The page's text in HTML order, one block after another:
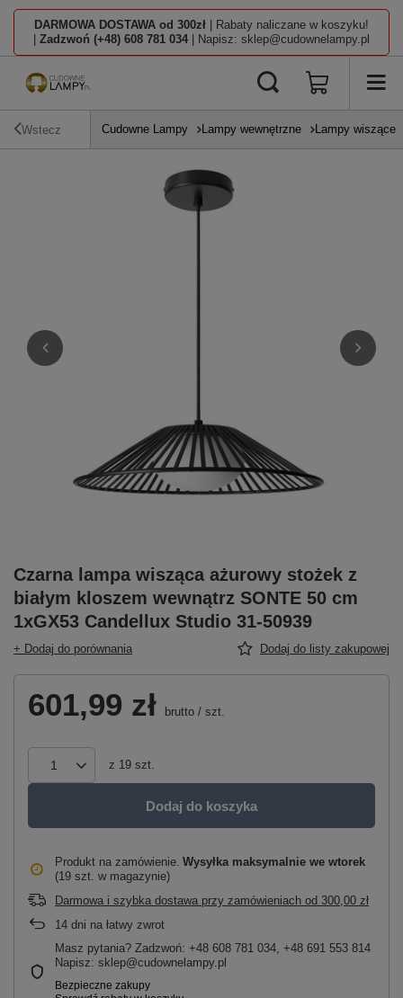
DARMOWA DOSTAWA od 300zł | Rabaty naliczane w koszyku!
Zadzwoń (+48) 608 781 034 | Napisz: sklep@cudownelampy.pl
Wstecz Cudowne Lampy Lampy wewnętrzne Lampy wiszące
Czarna lampa wisząca ażurowy stożek z
białym kloszem wewnątrz SONTE 50 cm
1xGX53 Candellux Studio 31-50939
+ Dodaj do porównania Dodaj do listy zakupowej
601,99 zł brutto / szt.
z 19 szt.
Dodaj do koszyka
Produkt na zamówienie Wysyłka maksymalnie we wtorek
(19 szt. w magazynie)
Darmowa i szybka dostawa przy zamówieniach od 300,00 zł
14 dni na łatwy zwrot
Masz pytania? Zadzwoń: +48 608 781 034, +48 691 553 814
Napisz: sklep@cudownelampy.pl